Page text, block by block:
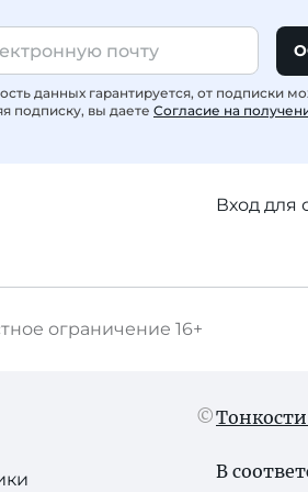
данных гарантируется, от подписки
подписку, вы даете Согласие на
Вход для
ограничение 16+
В